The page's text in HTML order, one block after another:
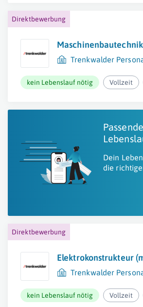
Direktbewerbung
Trenkwalder
kein Lebenslauf nötig Vollzeit
Dein
die
Direktbewerbung
Elektrokonstrukteur
Trenkwalder
kein Lebenslauf nötig Vollzeit